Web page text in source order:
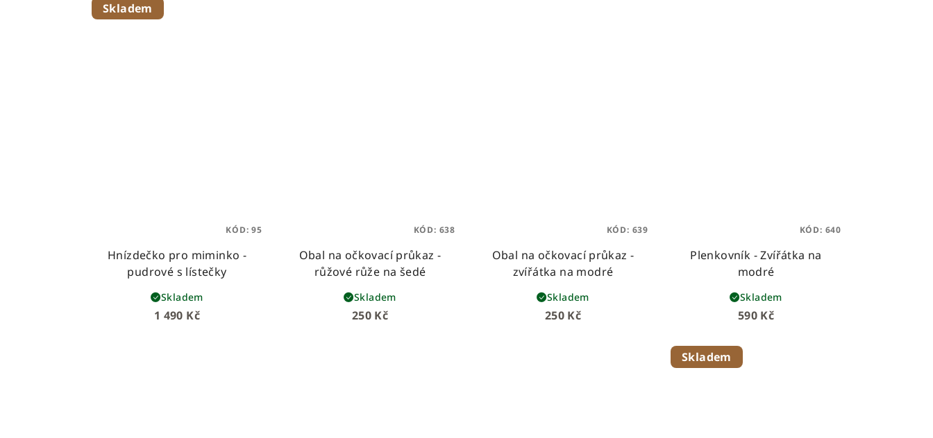
Skladem
Hnízdečko pro miminko -
pudrové s lístečky
1 490 Kč
Skladem
KÓD:95
Obal na očkovací průkaz -
růžové růže na šedé
250 Kč
Skladem
KÓD: 638
Obal na očkovací průkaz -
zvířátka na modré
250 Kč
Skladem
KÓD: 639
Plenkovník - Zvířátka na
modré
590 Kč
Skladem
KÓD: 640
Skladem